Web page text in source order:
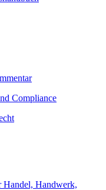
Compliance
Handwerk,